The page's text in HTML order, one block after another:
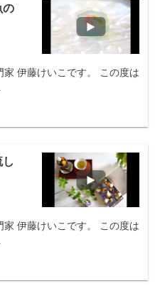
の
伊藤けいこです。 この度は
伊藤けいこです。 この度は